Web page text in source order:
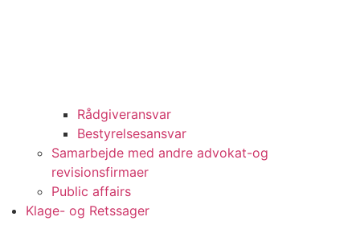
Rådgiveransvar
Bestyrelsesansvar
Samarbejde med andre advokat-og
revisionsfirmaer
Public affairs
Klage- og Retssager